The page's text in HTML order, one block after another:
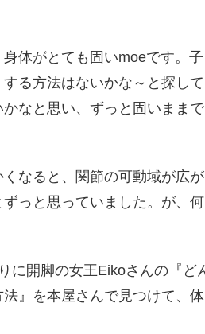
身体がとても固いmoeです。
する方法はないかな～と探し
なと思い、ずっと固いままで
なると、関節の可動域が広
っと思っていました。が、何
に開脚の女王Eikoさんの『ど
』 を本屋さんで見つけて、